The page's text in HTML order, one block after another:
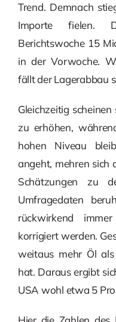
Trend. Demnach
Importe fielen.
Berichtswoche 15
in der Vorwoche.
fällt der Lagerabbau
Gleichzeitig
zu erhöhen,
hohen Niveau
angeht, mehren sich
Schätzungen zu
Umfragedaten
rückwirkend
korrigiert werden.
weitaus mehr Öl
hat. Daraus ergibt
USA wohl etwa 5